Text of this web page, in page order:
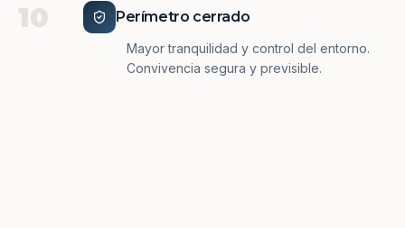
10 Perímetro cerrado
Mayor tranquilidad y control del entorno.
Convivencia segura y previsible.